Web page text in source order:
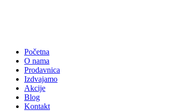
Početna
O nama
Prodavnica
Izdvajamo
Akcije
Blog
Kontakt